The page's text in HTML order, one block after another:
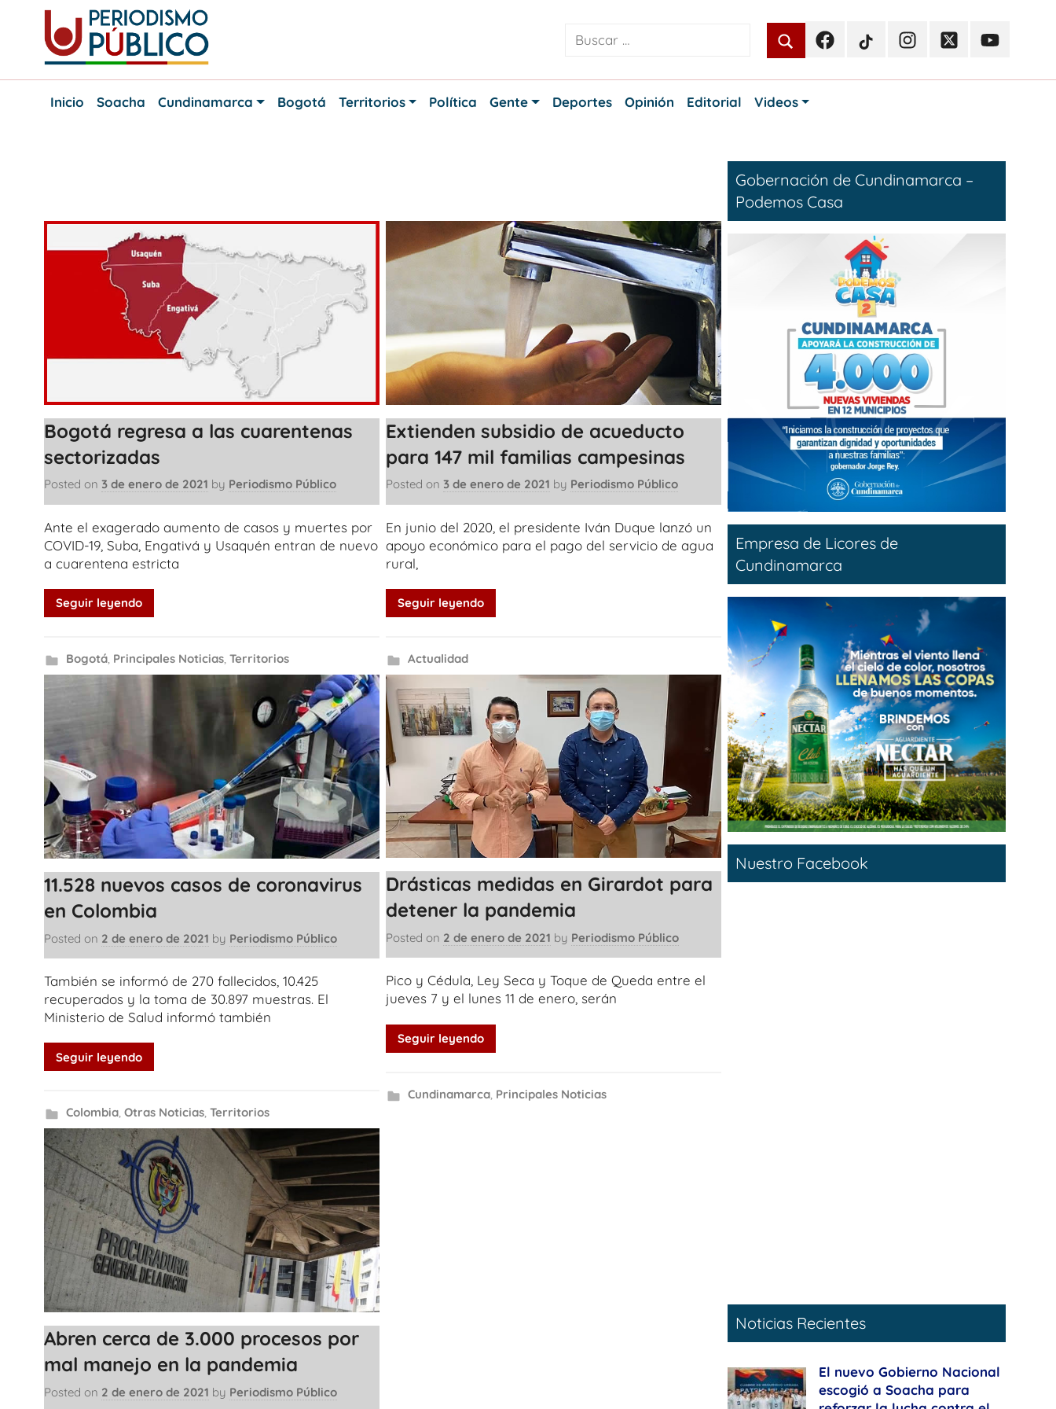
content
Periodismo
Noticias
FacebookTikTokInstagramTwitterYoutube
Inicio
Soacha Cundinamarca Bogotá Territorios Política Gente Deportes Opinión Editorial Videos
Bogotá regresa a las cuarentenas
sectorizadas
Posted on 3 de enero de 2021 by Periodismo Público
Ante el exagerado aumento de casos y muertes por
COVID-19, Suba, Engativá y Usaquén entran de nuevo
a cuarentena estricta
Seguir leyendo
Bogotá, Principales Noticias, Territorios
Extienden subsidio de acueducto
para 147 mil familias campesinas
Posted on3 de enero de 2021 by Periodismo Público
En junio del 2020, el presidente Iván Duque lanzó un
apoyo económico para el pago del servicio de agua
rural,
Seguir leyendo
Actualidad
11.528 nuevos casos de coronavirus
en Colombia
Posted on 2 de enero de 2021 by Periodismo Público
También se informó de 270 fallecidos, 10.425
recuperados y la toma de 30.897 muestras. El
Ministerio de Salud informó también
Seguir leyendo
Colombia, Otras Noticias, Territorios
Drásticas medidas en Girardot para
detener la pandemia
Posted on 2 de enero de 2021 by Periodismo Público
Pico y Cédula, Ley Seca y Toque de Queda entre el
jueves 7 y el lunes 11 de enero, serán
Seguir leyendo
Cundinamarca, Principales Noticias
Abren cerca de 3.000 procesos por
mal manejo en la pandemia
Posted on 2 de enero de 2021 by Periodismo Público
Gobernación de Cundinamarca –
Podemos Casa
Empresa de Licores de
Cundinamarca
Nuestro Facebook
Noticias Recientes
El nuevo Gobierno Nacional
escogió a Soacha para